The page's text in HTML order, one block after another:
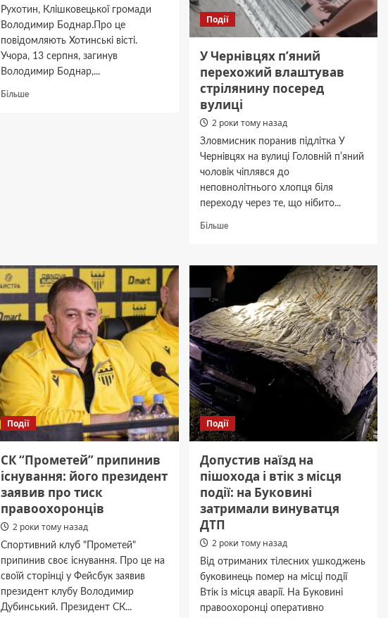
Рухотин, Клішковецької громади
Володимир Боднар.Про це
повідомляють Хотинські вісті.
Учора, 13 серпня, загинув
Володимир Боднар,...
БільшеДокладніше
Події
У Чернівцях пʼяний
перехожий влаштував
стрілянину посеред
вулиці
2 роки тому назад
Зловмисник поранив підлітка У
Чернівцях на вулиці Головній пʼяний
чоловік чіплявся до
неповнолітнього хлопця біля
переходу через те, що нібито...
БільшеДокладніше
Чернівцях
пʼяний
перехожий
влаштував
стрілянину
посеред
вулиці
Події
СК “Прометей” припинив
існування: його президент
заявив про тиск
правоохоронців
2 роки тому назад
Спортивний клуб "Прометей"
припинив своє існування. Про це на
своїй сторінці у Фейсбук заявив
президент клубу Володимир
Дубинський. Президент СК...
Події
Допустив наїзд на
пішохода і втік з місця
події: на Буковині
затримали винуватця
ДТП
2 роки тому назад
Від отриманих тілесних ушкоджень
буковинець помер на місці події
Втік із місця аварії. На Буковині
правоохоронці оперативно